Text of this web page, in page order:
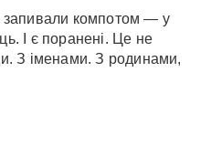
запивали компотом — у
І є поранені. Це не
З іменами. З родинами,